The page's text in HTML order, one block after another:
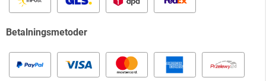
Betalningsmetoder